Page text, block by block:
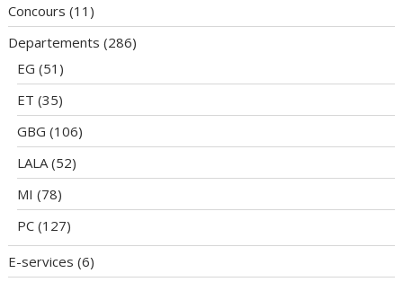
Concours (11)
Departements (286)
EG (51)
ET (35)
GBG (106)
LALA (52)
MI (78)
PC (127)
E-services (6)